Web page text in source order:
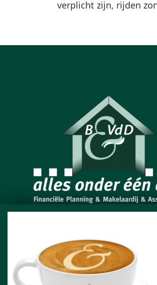
verplicht zijn, rijden
Neem contact op
053 – 800 10 10
info@blesvanderdoes.nl